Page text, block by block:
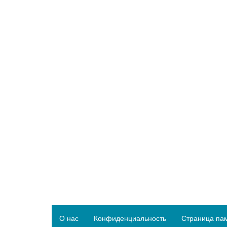
О нас Конфиденциальность Страница